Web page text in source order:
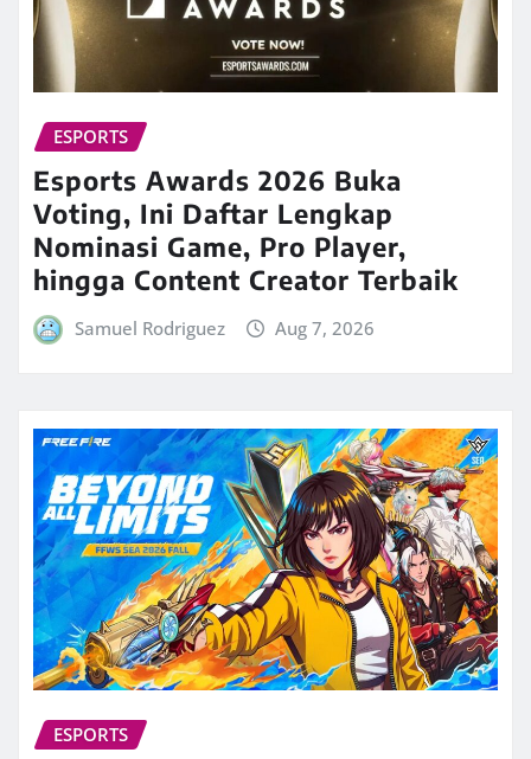
ESPORTS
Esports Awards 2026 Buka
Voting, Ini Daftar Lengkap
Nominasi Game, Pro Player,
hingga Content Creator Terbaik
Samuel Rodriguez Aug 7, 2026
ESPORTS